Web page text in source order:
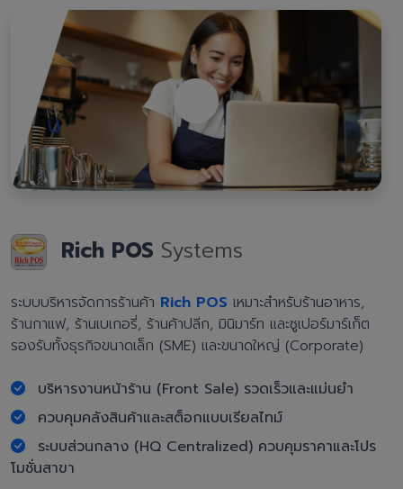
Rich POS Systems
ระบบบริหารจัดการร้านค้า Rich POS เหมาะสำหรับร้านอาหาร,
ร้านกาแฟ, ร้านเบเกอรี่, ร้านค้าปลีก, มินิมาร์ท และซูเปอร์มาร์เก็ต
รองรับทั้งธุรกิจขนาดเล็ก (SME) และขนาดใหญ่ (Corporate)
บริหารงานหน้าร้าน (Front Sale) รวดเร็วและแม่นยำ
ควบคุมคลังสินค้าและสต็อกแบบเรียลไทม์
ระบบส่วนกลาง (HQ Centralized) ควบคุมราคาและโปร
โมชั่นสาขา